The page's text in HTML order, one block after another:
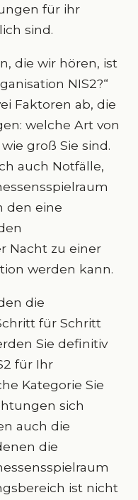
für ihr
sind.
die wir hören, ist
NIS2?“
Faktoren ab, die
welche Art von
groß Sie sind.
auch Notfälle,
den eine
Nacht zu einer
werden kann.
die
für Schritt
Sie definitiv
für Ihr
Kategorie Sie
sich
auch die
die
ist nicht